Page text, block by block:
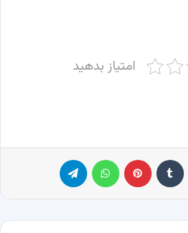
امتیاز بدهید
لینکدین ‫تامبلر پینترست